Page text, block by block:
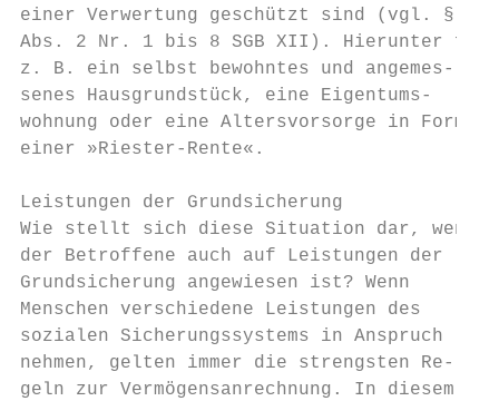
einer Verwertung geschützt sind (vgl. §
Abs. 2 Nr. 1 bis 8 SGB XII). Hierunter
z. B. ein selbst bewohntes und angemes-
senes Hausgrundstück, eine Eigentums-
wohnung oder eine Altersvorsorge in Form
einer »Riester-Rente«.
Leistungen der Grundsicherung
Wie stellt sich diese Situation dar, wenn
der Betroffene auch auf Leistungen der
Grundsicherung angewiesen ist? Wenn
Menschen verschiedene Leistungen des
sozialen Sicherungssystems in Anspruch
nehmen, gelten immer die strengsten Re-
geln zur Vermögensanrechnung. In